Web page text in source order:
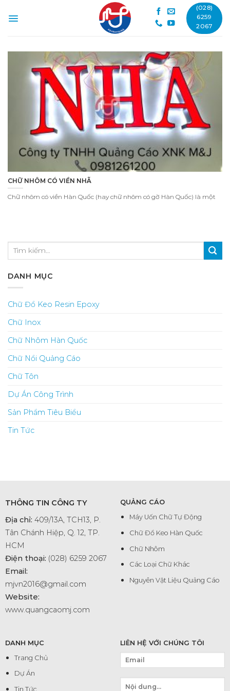
(028)
6259
2067
CHỮ NHÔM CÓ VIỀN NHÃ
Chữ nhôm có viền Hàn Quốc (hay chữ nhôm có gờ Hàn Quốc) là một
DANH MỤC
Chữ Đổ Keo Resin Epoxy
Chữ Inox
Chữ Nhôm Hàn Quốc
Chữ Nổi Quảng Cáo
Chữ Tôn
Dự Án Công Trình
Sản Phẩm Tiêu Biểu
Tin Tức
THÔNG TIN CÔNG TY
Địa chỉ: 409/13A, TCH13, P.
Tân Chánh Hiệp, Q. 12, TP.
HCM
Điện thoại: (028) 6259 2067
Email:
mjvn2016@gmail.com
Website:
www.quangcaomj.com
QUẢNG CÁO
Máy Uốn Chữ Tự Động
Chữ Đổ Keo Hàn Quốc
Chữ Nhôm
Các Loại Chữ Khác
Nguyên Vật Liệu Quảng Cáo
DANH MỤC
Trang Chủ
Dự Án
Tin Tức
LIÊN HỆ VỚI CHÚNG TÔI